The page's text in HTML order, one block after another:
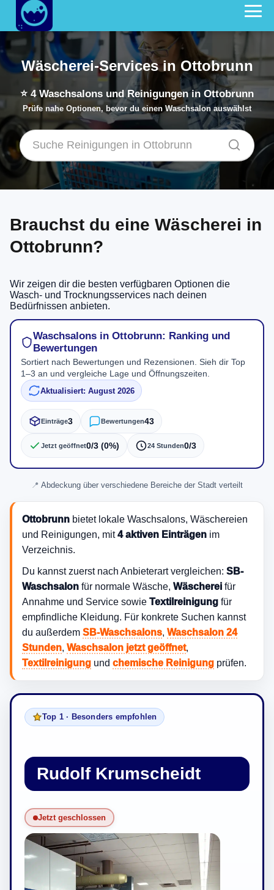
Wäscherei-Services in Ottobrunn
⭐ 4Waschsalons und Reinigungen in Ottobrunn
Prüfe nahe Optionen, bevor du einen Waschsalon auswählst
Brauchst du eine Wäscherei in
Ottobrunn?
Wir zeigen dir die besten verfügbaren Optionen die
Wasch- und Trocknungsservices nach deinen
Bedürfnissen anbieten.
Waschsalons in Ottobrunn: Ranking und
Bewertungen
Sortiert nach Bewertungen und Rezensionen. Sieh dir Top
1–3 an und vergleiche Lage und Öffnungszeiten.
Aktualisiert: August 2026
Einträge3 Bewertungen43
Jetzt geöffnet0/3 (0%) 24 Stunden0/3
Abdeckung über verschiedene Bereiche der Stadt verteilt
Ottobrunn bietet lokale Waschsalons, Wäschereien
und Reinigungen, mit4 aktiven Einträgen im
Verzeichnis.
Du kannst zuerst nach Anbieterart vergleichen: SB-
Waschsalon für normale Wäsche, Wäscherei für
Annahme und Service sowie Textilreinigung für
empfindliche Kleidung. Für konkrete Suchen kannst
du außerdem SB-Waschsalons, Waschsalon 24
Stunden, Waschsalon jetzt geöffnet,
Textilreinigung und chemische Reinigung prüfen.
Top 1 · Besonders empfohlen
Rudolf Krumscheidt
Jetzt geschlossen